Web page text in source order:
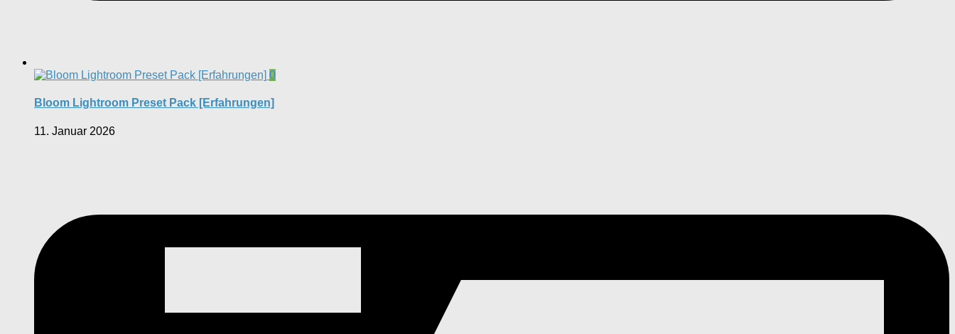
0
Bloom Lightroom Preset Pack [Erfahrungen]
11. Januar 2026